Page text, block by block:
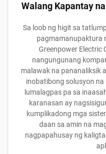
Walang Kapantay
Sa loob ng higit sa
pagmamanupaktura
Greenpower Electric
nangungunang
malawak na pananaliksik
inobatibong solusyon
lumalagpas pa sa
karanasan ay
kumplikadong mga
daan sa amin na
nagpapahusay ng